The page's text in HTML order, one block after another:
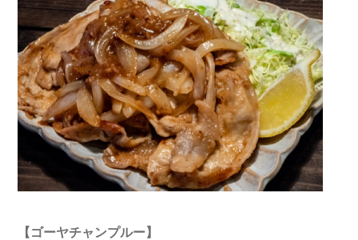
【ゴーヤチャンプルー】